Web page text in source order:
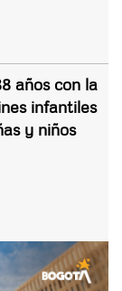
años con la
infantiles
y niños